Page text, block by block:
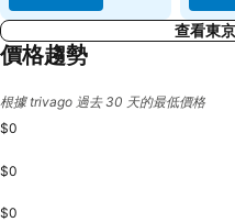
查看東
價格趨勢
根據 trivago 過去 30 天的最低價格
$0
$0
$0